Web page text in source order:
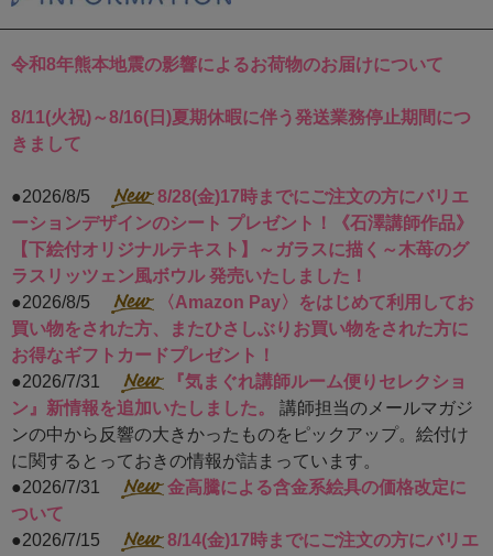
令和8年熊本地震の影響によるお荷物のお届けについて
8/11(火祝)～8/16(日)夏期休暇に伴う発送業務停止期間につ
きまして
●2026/8/5
8/28(金)17時までにご注文の方にバリエ
ーションデザインのシート プレゼント！《石澤講師作品》
【下絵付オリジナルテキスト】～ガラスに描く～木苺のグ
ラスリッツェン風ボウル 発売いたしました！
●2026/8/5
〈Amazon Pay〉をはじめて利用してお
買い物をされた方、またひさしぶりお買い物をされた方に
お得なギフトカードプレゼント！
●2026/7/31
『気まぐれ講師ルーム便りセレクショ
ン』新情報を追加いたしました。 講師担当のメールマガジ
ンの中から反響の大きかったものをピックアップ。絵付け
に関するとっておきの情報が詰まっています。
●2026/7/31
金高騰による含金系絵具の価格改定に
ついて
●2026/7/15
8/14(金)17時までにご注文の方にバリエ